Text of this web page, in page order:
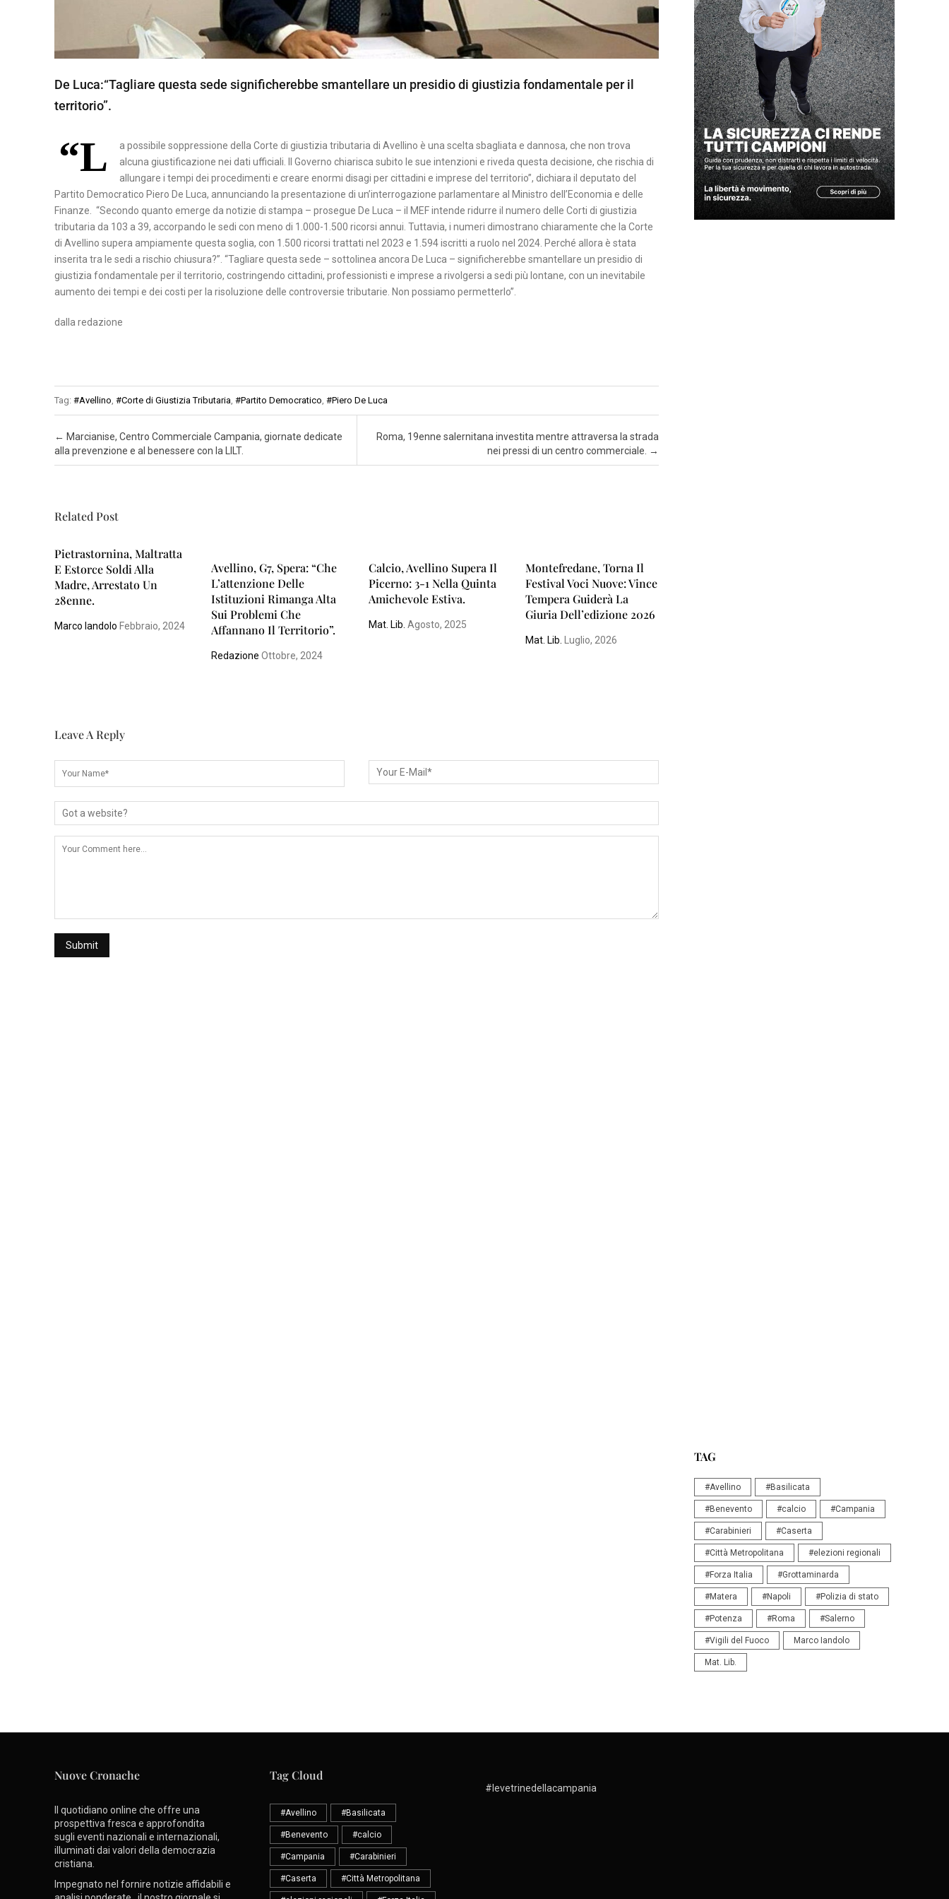
N
A
O
A
L
E
R
N
Z
A
I
N
S
E
R
T
I
A
De Luca:“Tagliare questa sede significherebbe smantellare un presidio di giustizia fondamentale per il
territorio”.
“L
a possibile soppressione della Corte di giustizia tributaria di Avellino è una scelta sbagliata e dannosa, che non trova
alcuna giustificazione nei dati ufficiali. Il Governo chiarisca subito le sue intenzioni e riveda questa decisione, che rischia di
allungare i tempi dei procedimenti e creare enormi disagi per cittadini e imprese del territorio”, dichiara il deputato del
Partito Democratico Piero De Luca, annunciando la presentazione di un’interrogazione parlamentare al Ministro dell’Economia e delle
Finanze. “Secondo quanto emerge da notizie di stampa – prosegue De Luca – il MEF intende ridurre il numero delle Corti di giustizia
tributaria da 103 a 39, accorpando le sedi con meno di 1.000-1.500 ricorsi annui. Tuttavia, i numeri dimostrano chiaramente che la Corte
di Avellino supera ampiamente questa soglia, con 1.500 ricorsi trattati nel 2023 e 1.594 iscritti a ruolo nel 2024. Perché allora è stata
inserita tra le sedi a rischio chiusura?”. “Tagliare questa sede – sottolinea ancora De Luca – significherebbe smantellare un presidio di
giustizia fondamentale per il territorio, costringendo cittadini, professionisti e imprese a rivolgersi a sedi più lontane, con un inevitabile
aumento dei tempi e dei costi per la risoluzione delle controversie tributarie. Non possiamo permetterlo”.
dalla redazione
Tag: #Avellino #Corte di Giustizia Tributaria #Partito Democratico #Piero De Luca
Post navigation
← Marcianise, Centro Commerciale Campania, giornate dedicate
alla prevenzione e al benessere con la LILT.
Roma, 19enne salernitana investita mentre attraversa la strada
nei pressi di un centro commerciale. →
Related Post
Pietrastornina, Maltratta
E Estorce Soldi Alla
Madre, Arrestato Un
28enne.
Marco Iandolo Febbraio, 2024
Avellino, G7, Spera: “Che
L’attenzione Delle
Istituzioni Rimanga Alta
Sui Problemi Che
Affannano Il Territorio”.
Redazione Ottobre, 2024
Calcio, Avellino Supera Il
Picerno: 3-1 Nella Quinta
Amichevole Estiva.
Mat. Lib. Agosto, 2025
Montefredane, Torna Il
Festival Voci Nuove: Vince
Tempera Guiderà La
Giuria Dell’edizione 2026
Mat. Lib. Luglio, 2026
Leave A Reply
TAG
#Avellino #Basilicata
#Benevento #calcio #Campania
#Carabinieri #Caserta
#Città Metropolitana #elezioni regionali
#Forza Italia #Grottaminarda
#Matera #Napoli #Polizia di stato
#Potenza #Roma #Salerno
#Vigili del Fuoco Marco Iandolo
Mat. Lib.
Nuove Cronache
Il quotidiano online che offre una
prospettiva fresca e approfondita
sugli eventi nazionali e internazionali,
illuminati dai valori della democrazia
cristiana.
Impegnato nel fornire notizie affidabili e
Tag Cloud
#Avellino #Basilicata
#Benevento #calcio
#Campania #Carabinieri
#Caserta #Città Metropolitana
#levetrinedellacampania